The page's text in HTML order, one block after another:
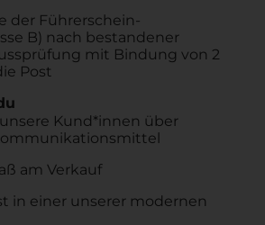
der Führerschein-
B) nach bestandener
mit Bindung von 2
Post
Kund*innen über
am Verkauf
in einer unserer modernen